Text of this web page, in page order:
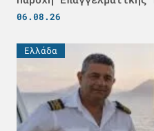
06.08.26
Ελλάδα